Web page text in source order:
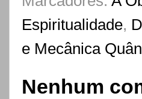
Espiritualidade,
e Mecânica
Nenhum